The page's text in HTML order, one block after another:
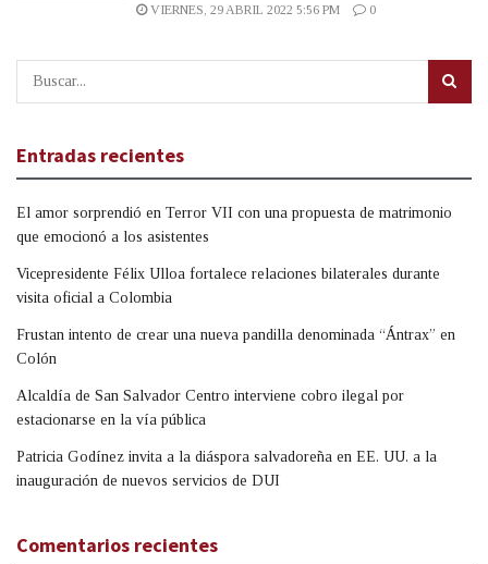
VIERNES, 29 ABRIL 2022 5:56 PM
0
Entradas recientes
El amor sorprendió en Terror VII con una propuesta de matrimonio
que emocionó a los asistentes
Vicepresidente Félix Ulloa fortalece relaciones bilaterales durante
visita oficial a Colombia
Frustan intento de crear una nueva pandilla denominada “Ántrax” en
Colón
Alcaldía de San Salvador Centro interviene cobro ilegal por
estacionarse en la vía pública
Patricia Godínez invita a la diáspora salvadoreña en EE. UU. a la
inauguración de nuevos servicios de DUI
Comentarios recientes